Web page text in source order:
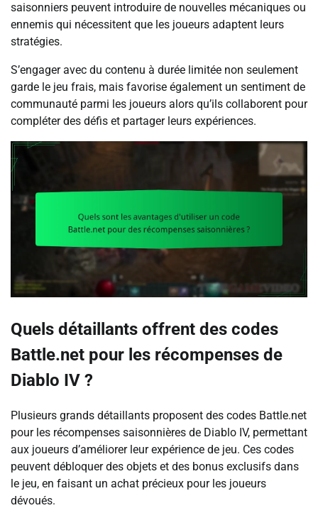
saisonniers peuvent introduire de nouvelles mécaniques ou
ennemis qui nécessitent que les joueurs adaptent leurs
stratégies.
S’engager avec du contenu à durée limitée non seulement
garde le jeu frais, mais favorise également un sentiment de
communauté parmi les joueurs alors qu’ils collaborent pour
compléter des défis et partager leurs expériences.
Quels détaillants offrent des codes
Battle.net pour les récompenses de
Diablo IV ?
Plusieurs grands détaillants proposent des codes Battle.net
pour les récompenses saisonnières de Diablo IV, permettant
aux joueurs d’améliorer leur expérience de jeu. Ces codes
peuvent débloquer des objets et des bonus exclusifs dans
le jeu, en faisant un achat précieux pour les joueurs
dévoués.